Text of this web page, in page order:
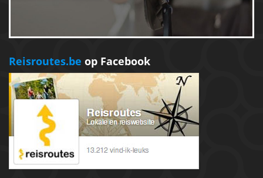
Reisroutes.be op Facebook